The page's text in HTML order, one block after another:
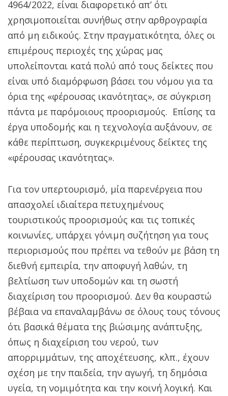
4964/2022, είναι διαφορετικό απ’ ότι
χρησιμοποιείται συνήθως στην αρθρογραφία
από μη ειδικούς. Στην πραγματικότητα, όλες οι
επιμέρους περιοχές της χώρας μας
υπολείπονται κατά πολύ από τους δείκτες που
είναι υπό διαμόρφωση βάσει του νόμου για τα
όρια της «φέρουσας ικανότητας», σε σύγκριση
πάντα με παρόμοιους προορισμούς. Επίσης τα
έργα υποδομής και η τεχνολογία αυξάνουν, σε
κάθε περίπτωση, συγκεκριμένους δείκτες της
«φέρουσας ικανότητας».
Για τον υπερτουρισμό, μία παρενέργεια που
απασχολεί ιδιαίτερα πετυχημένους
τουριστικούς προορισμούς και τις τοπικές
κοινωνίες, υπάρχει γόνιμη συζήτηση για τους
περιορισμούς που πρέπει να τεθούν με βάση τη
διεθνή εμπειρία, την αποφυγή λαθών, τη
βελτίωση των υποδομών και τη σωστή
διαχείριση του προορισμού. Δεν θα κουραστώ
βέβαια να επαναλαμβάνω σε όλους τους τόνους
ότι βασικά θέματα της βιώσιμης ανάπτυξης,
όπως η διαχείριση του νερού, των
απορριμμάτων, της αποχέτευσης, κλπ., έχουν
σχέση με την παιδεία, την αγωγή, τη δημόσια
υγεία, τη νομιμότητα και την κοινή λογική. Και